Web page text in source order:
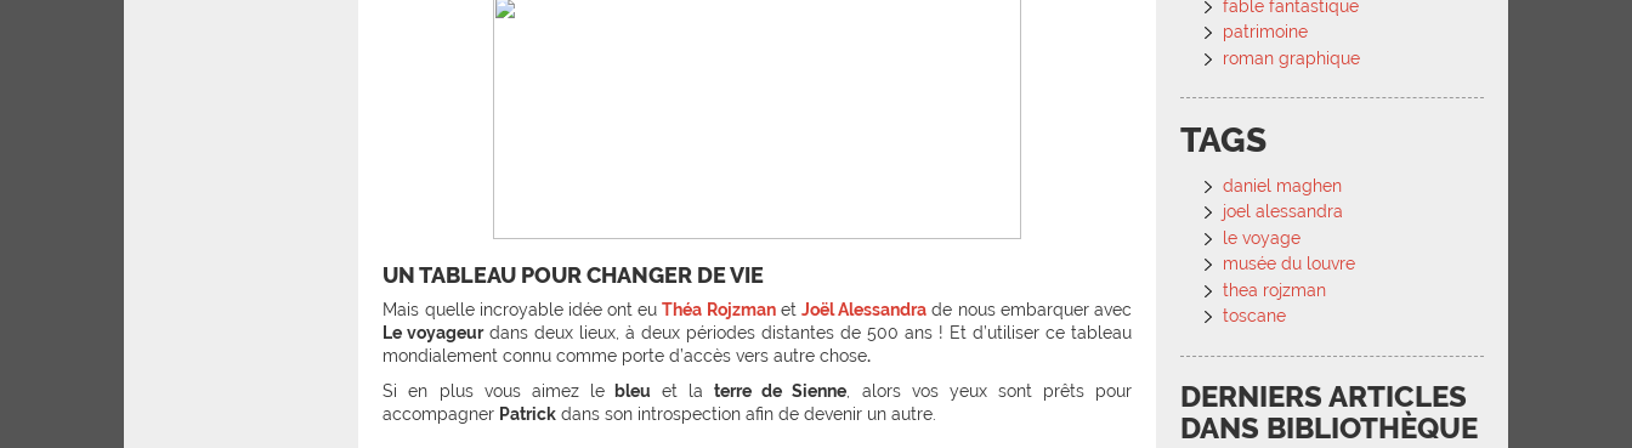
UN TABLEAU POUR CHANGER DE VIE
Mais quelle incroyable idée ont euThéa RojzmanetJoël Alessandra de nous embarquer avec
Le voyageurdans deux lieux, à deux périodes distantes de 500 ans ! Et d’utiliser ce tableau
mondialement connu comme porte d’accès vers autre chose.
Si en plus vous aimez lebleu et laterre de Sienne , alors vos yeux sont prêts pour
accompagner Patrick dans son introspection afin de devenir un autre.
fable fantastique
patrimoine
roman graphique
TAGS
daniel maghen
joel alessandra
le voyage
musée du louvre
thea rojzman
toscane
DERNIERS ARTICLES
DANS BIBLIOTHÈQUE